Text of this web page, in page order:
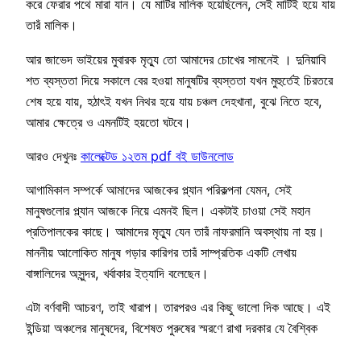
করে ফেরার পথে মারা যান। যে মাটির মালিক হয়েছিলেন, সেই মাটিই হয়ে যায়
তারঁ মালিক।
আর জাভেদ ভাইয়ের মুবারক মৃত্যু তো আমাদের চোখের সামনেই । দুনিয়াবি
শত ব্যস্ততা দিয়ে সকালে বের হওয়া মানুষটির ব্যস্ততা যখন মুহুর্তেই চিরতরে
শেষ হয়ে যায়, হঠাৎই যখন নিথর হয়ে যায় চঞ্চল দেহখানা, বুঝে নিতে হবে,
আমার ক্ষেত্রে ও এমনটিই হয়তো ঘটবে।
আরও দেখুনঃ কালেক্টেড ১২তম pdf বই ডাউনলোড
আগামিকাল সম্পর্কে আমাদের আজকের প্ল্যান পরিকল্পনা যেমন, সেই
মানুষগুলোর প্ল্যান আজকে নিয়ে এমনই ছিল। একটাই চাওয়া সেই মহান
প্রতিপালকের কাছে। আমাদের মৃত্যু যেন তারঁ নাফরমানি অবস্থায় না হয়।
মাননীয় আলোকিত মানুষ গড়ার কারিগর তারঁ সাম্প্রতিক একটি লেখায়
বাঙ্গালিদের অসুন্দর, খর্বাকার ইত্যাদি বলেছেন।
এটা বর্ণবাদী আচরণ, তাই খারাপ। তারপরও এর কিছু ভালো দিক আছে। এই
ইন্ডিয়া অঞ্চলের মানুষদের, বিশেষত পুরুষের স্মরণে রাখা দরকার যে বৈশ্বিক